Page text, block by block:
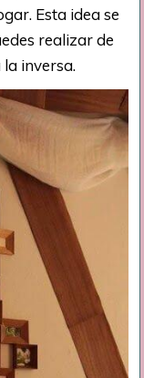
Esta idea se
realizar de
inversa.